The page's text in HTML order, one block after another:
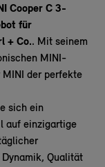
Cooper C 3-
für
+ Co.. Mit seinem
MINI-
MINI der perfekte
sich ein
auf einzigartige
Qualität